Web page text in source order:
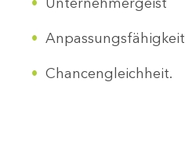
Anpassungsfähigkeit
Chancengleichheit.